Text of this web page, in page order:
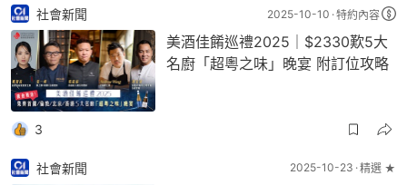
社會新聞 2025-10-10 特約內容
美酒佳餚巡禮2025｜$2330歎5大
名廚「超粵之味」晚宴 附訂位攻略
3
社會新聞 2025-10-23 精選 ★